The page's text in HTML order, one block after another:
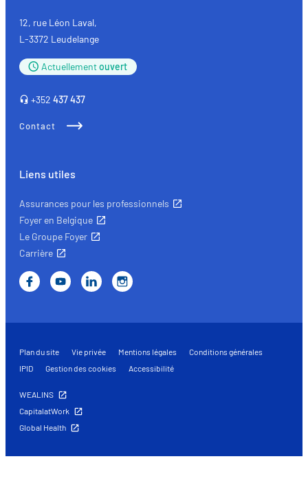
12, rue Léon Laval,
L-3372 Leudelange
Actuellementouvert
+352 437 437
Contact
Liens utiles
Assurances pour les professionnels
Foyer en Belgique
Le Groupe Foyer
Carrière
Plan du site Vie privée Mentions légales
Conditions générales
IPID
Gestion des cookies Accessibilité
WEALINS
CapitalatWork
Global Health